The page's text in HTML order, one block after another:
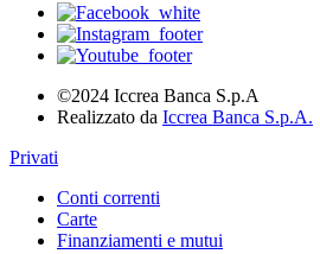
©2024 Iccrea Banca S.p.A
Realizzato da Iccrea Banca S.p.A.
Privati
Conti correnti
Carte
Finanziamenti e mutui